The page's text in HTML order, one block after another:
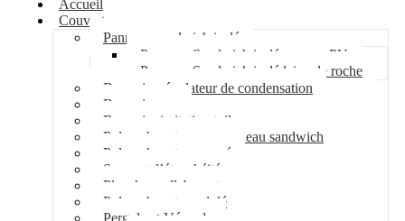
Accueil
Couverture
Panneau sandwich isolé
Panneau Sandwich isolé mousse PU
Panneau Sandwich isolé laine de roche
Bac acier régulateur de condensation
Bac acier sec
Bac acier imitation tuile
Polycarbonate pour panneau sandwich
Polycarbonate nervuré
Support d’étanchéité
Plancher collaborant
Polycarbonate ondulé
Pergola et Véranda